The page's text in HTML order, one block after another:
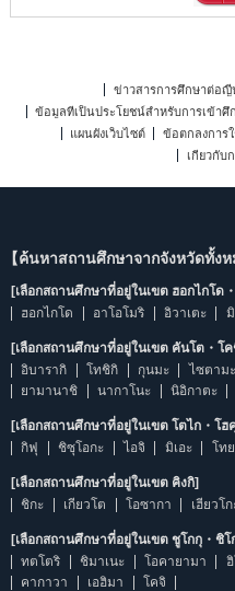
ข่าวสารการศึกษาต่อญี่
ข้อมูลที่เป็นประโยชน์สำหรับการเข้าศึ
แผนผังเว็บไซต์
ข้อตกลงการ
เกี่ยวกับ
【ค้นหาสถานศึกษาจากจังหวัดทั้ง
[เลือกสถานศึกษาที่อยู่ในเขต ฮอกไกโด
ฮอกไกโด
อาโอโมริ อิวาเตะ
[เลือกสถานศึกษาที่อยู่ในเขต คันโต・โค
อิบารากิ
โทชิกิ กุนมะ ไซตามะ
ยามานาชิ
นากาโนะ นิอิกาตะ
[เลือกสถานศึกษาที่อยู่ในเขต โตไก・โฮ
กิฟุ
ชิซุโอกะ ไอจิ มิเอะ โท
[เลือกสถานศึกษาที่อยู่ในเขต คิงกิ]
ชิกะ
เกียวโต โอซากา เฮียวโก
[เลือกสถานศึกษาที่อยู่ในเขต ชูโกกุ・ชิโ
ทตโตริ
ชิมาเนะ โอคายามา
คากาวา
เอฮิมา โคจิ